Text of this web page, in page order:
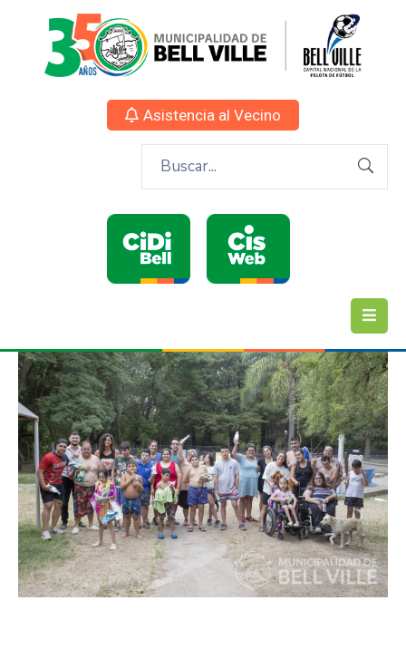
Asistencia al Vecino